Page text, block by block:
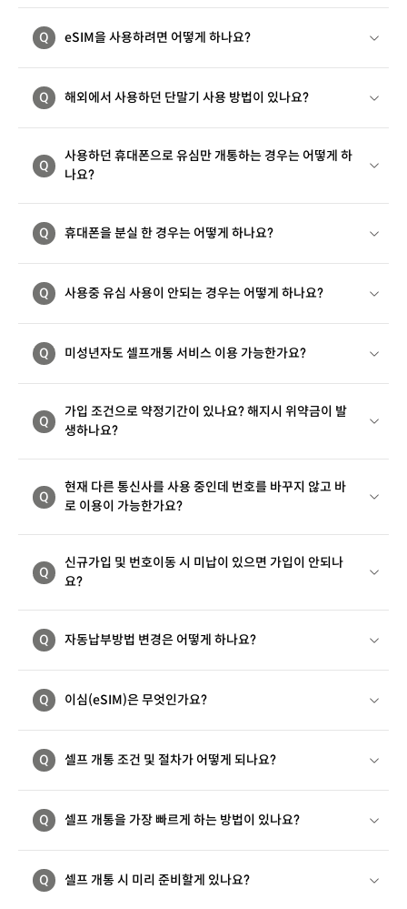
Q eSIM을 사용하려면 어떻게 하나요?
Q 해외에서 사용하던 단말기 사용 방법이 있나요?
Q
사용하던 휴대폰으로 유심만 개통하는 경우는 어떻게 하
나요?
Q 휴대폰을 분실 한 경우는 어떻게 하나요?
Q 사용중 유심 사용이 안되는 경우는 어떻게 하나요?
Q 미성년자도 셀프개통 서비스 이용 가능한가요?
Q
가입 조건으로 약정기간이 있나요? 해지시 위약금이 발
생하나요?
Q
현재 다른 통신사를 사용 중인데 번호를 바꾸지 않고 바
로 이용이 가능한가요?
Q
신규가입 및 번호이동 시 미납이 있으면 가입이 안되나
요?
Q 자동납부방법 변경은 어떻게 하나요?
Q 이심(eSIM)은 무엇인가요?
Q 셀프 개통 조건 및 절차가 어떻게 되나요?
Q 셀프 개통을 가장 빠르게 하는 방법이 있나요?
Q 셀프 개통 시 미리 준비할게 있나요?